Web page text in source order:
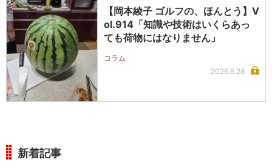
【岡本綾子 ゴルフの、ほんとう】V
ol.914「知識や技術はいくらあっ
ても荷物にはなりません」
コラム
2026.6.28
新着記事